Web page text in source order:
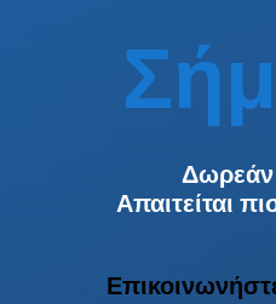
Δωρεάν
Απαιτείται